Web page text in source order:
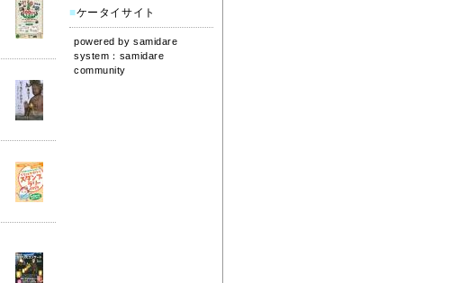
■ケータイサイト
powered bysamidare
system： samidare
community